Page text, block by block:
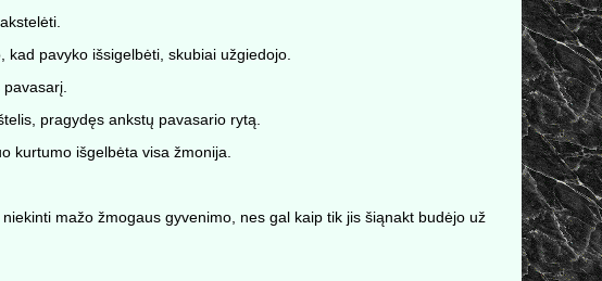
pavyko išsigelbėti, skubiai užgiedojo.
pragydęs ankstų pavasario rytą.
kurtumo išgelbėta visa žmonija.
mažo žmogaus gyvenimo, nes gal kaip tik jis šiąnakt budėjo už